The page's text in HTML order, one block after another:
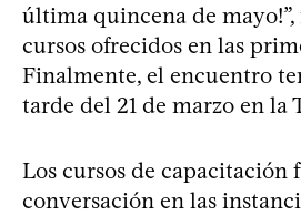
última quincena de
cursos ofrecidos en las
Finalmente, el encuentro
tarde del 21 de marzo en la
Los cursos de capacitación
conversación en las